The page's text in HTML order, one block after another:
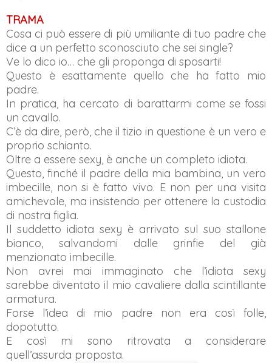
TRAMA
Cosa ci può essere di più umiliante di tuo padre che
dice a un perfetto sconosciuto che sei single?
Ve lo dico io… che gli proponga di sposarti!
Questo è esattamente quello che ha fatto mio
padre.
In pratica, ha cercato di barattarmi come se fossi
un cavallo.
C’è da dire, però, che il tizio in questione è un vero e
proprio schianto.
Oltre a essere sexy, è anche un completo idiota.
Questo, finché il padre della mia bambina, un vero
imbecille, non si è fatto vivo. E non per una visita
amichevole, ma insistendo per ottenere la custodia
di nostra figlia.
Il suddetto idiota sexy è arrivato sul suo stallone
bianco, salvandomi dalle grinfie del già
menzionato imbecille.
Non avrei mai immaginato che l’idiota sexy
sarebbe diventato il mio cavaliere dalla scintillante
armatura.
Forse l’idea di mio padre non era così folle,
dopotutto.
E così mi sono ritrovata a considerare
quell’assurda proposta.